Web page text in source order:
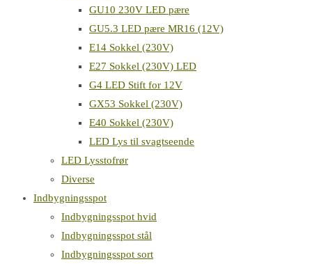
GU10 230V LED pære
GU5.3 LED pære MR16 (12V)
E14 Sokkel (230V)
E27 Sokkel (230V) LED
G4 LED Stift for 12V
GX53 Sokkel (230V)
E40 Sokkel (230V)
LED Lys til svagtseende
LED Lysstofrør
Diverse
Indbygningsspot
Indbygningsspot hvid
Indbygningsspot stål
Indbygningsspot sort